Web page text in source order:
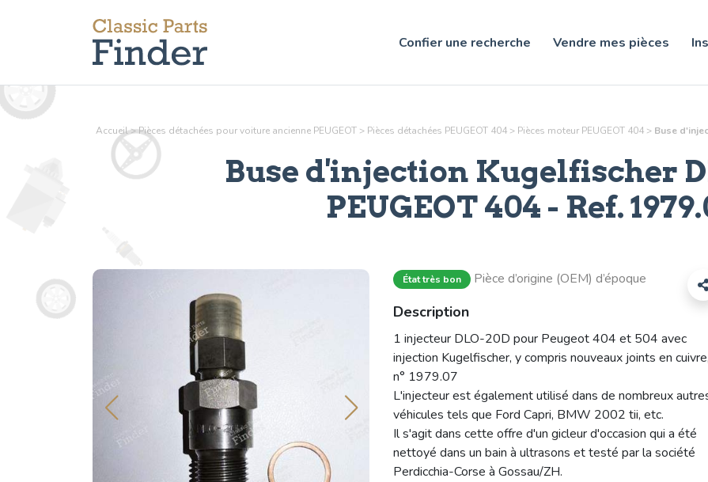
Confier une recherche Vendre mes pièces
Accueil>Pièces détachées pour voiture ancienne PEUGEOT > Pièces détachées PEUGEOT 404 > Pièces moteur PEUGEOT 404 > Buse
Buse d'injection Kugelfischer
PEUGEOT 404 - Ref.
État très bon Pièce d’origine (OEM) d’époque
Description
1 injecteur DLO-20D pour Peugeot 404 et 504 avec
injection Kugelfischer, y compris nouveaux joints en cuivre,
n° 1979.07
L'injecteur est également utilisé dans de nombreux
véhicules tels que Ford Capri, BMW 2002 tii, etc.
Il s'agit dans cette offre d'un gicleur d'occasion qui a été
nettoyé dans un bain à ultrasons et testé par la société
Perdicchia-Corse à Gossau/ZH.